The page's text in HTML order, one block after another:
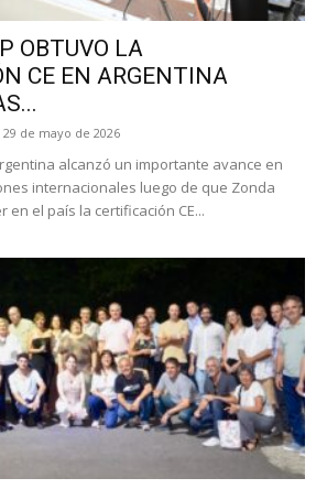
OBTUVO LA
CE EN ARGENTINA
29 de mayo de 2026
alcanzó un importante avance en
internacionales luego de que Zonda
el país la certificación CE...